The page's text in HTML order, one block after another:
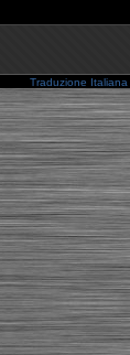
Traduzione Italiana